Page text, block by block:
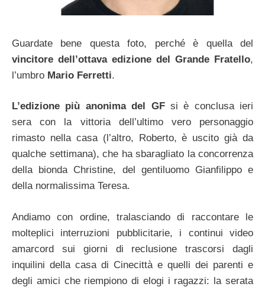
Guardate bene questa foto, perché è quella del
vincitore dell’ottava edizione del Grande Fratello,
l’umbro Mario Ferretti.
L’edizione più anonima del GFsi è conclusa ieri
sera con la vittoria dell’ultimo vero personaggio
rimasto nella casa (l’altro, Roberto, è uscito già da
qualche settimana), che ha sbaragliato la concorrenza
della bionda Christine, del gentiluomo Gianfilippo e
della normalissima Teresa.
Andiamo con ordine, tralasciando di raccontare le
molteplici interruzioni pubblicitarie, i continui video
amarcord sui giorni di reclusione trascorsi dagli
inquilini della casa di Cinecittà e quelli dei parenti e
degli amici che riempiono di elogi i ragazzi: la serata